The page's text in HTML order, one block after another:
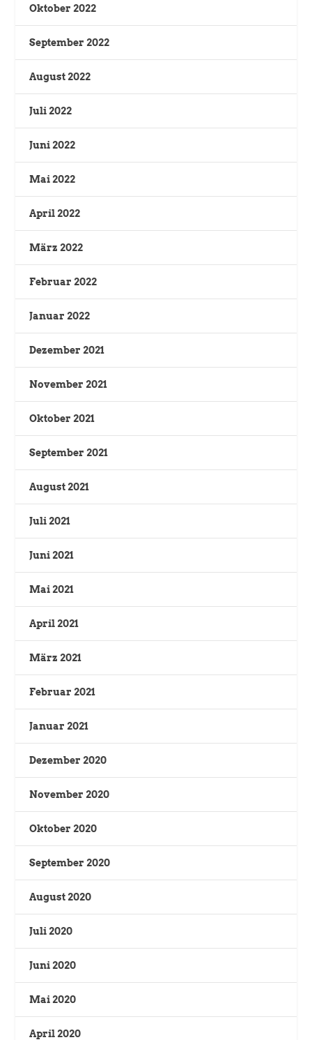
Oktober 2022
September 2022
August 2022
Juli 2022
Juni 2022
Mai 2022
April 2022
März 2022
Februar 2022
Januar 2022
Dezember 2021
November 2021
Oktober 2021
September 2021
August 2021
Juli 2021
Juni 2021
Mai 2021
April 2021
März 2021
Februar 2021
Januar 2021
Dezember 2020
November 2020
Oktober 2020
September 2020
August 2020
Juli 2020
Juni 2020
Mai 2020
April 2020